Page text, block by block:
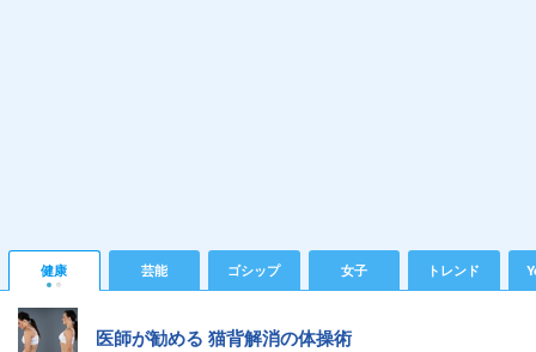
健康 芸能 ゴシップ 女子 トレンド
医師が勧める 猫背解消の体操術